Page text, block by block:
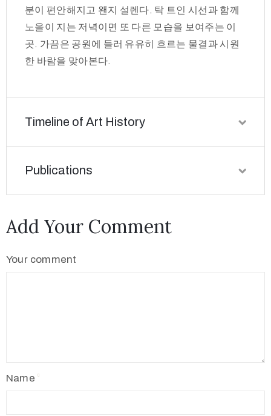
분이 편안해지고 왠지 설렌다. 탁 트인 시선과 함께
노을이 지는 저녁이면 또 다른 모습을 보여주는 이
곳. 가끔은 공원에 들러 유유히 흐르는 물결과 시원
한 바람을 맞아본다.
Timeline of Art History
Publications
Add Your Comment
Your comment
Name